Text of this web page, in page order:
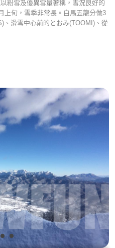
粉雪及優異雪量著稱，雪況良好的
上旬，雪季非常長。白馬五龍分做3
滑雪中心前的とおみ(TOOMI)、從
(IIMORI)。
況也是最鬆最好，許多被雪友玩出
，都能在這裡找到合適的路線。
多，但因為遠離滑雪中心，寬度又
。
的天堂，許多纜車上山後，一路都
仔細瀏覽雪場地圖再出發喔！
設備完整不說，還針對初心者推出
的朋友，一定不能錯過。